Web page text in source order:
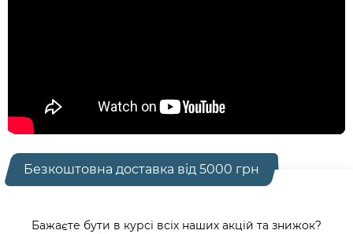
Безкоштовна доставка від 5000 грн
Бажаєте бути в курсі всіх наших акцій та знижок?